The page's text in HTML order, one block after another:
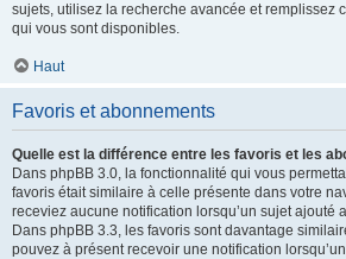
sujets, utilisez la recherche avancée et remplissez
qui vous sont disponibles.
Haut
Favoris et abonnements
Quelle est la différence entre les favoris et les
Dans phpBB 3.0, la fonctionnalité qui vous
favoris était similaire à celle présente dans votre
receviez aucune notification lorsqu’un sujet ajouté
Dans phpBB 3.3, les favoris sont davantage
pouvez à présent recevoir une notification